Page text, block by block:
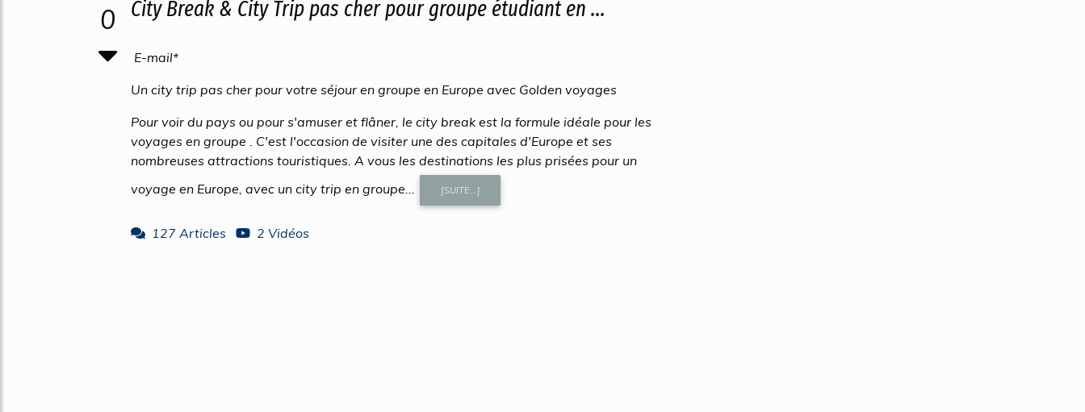
0 City Break & City Trip pas cher pour groupe étudiant en ...
E-mail*
Un city trip pas cher pour votre séjour en groupe en Europe avec Golden voyages
Pour voir du pays ou pour s'amuser et flâner, le city break est la formule idéale pour les
voyages en groupe . C'est l'occasion de visiter une des capitales d'Europe et ses
nombreuses attractions touristiques. A vous les destinations les plus prisées pour un
voyage en Europe, avec un city trip en groupe...
[SUITE...]
127 Articles 2 Vidéos